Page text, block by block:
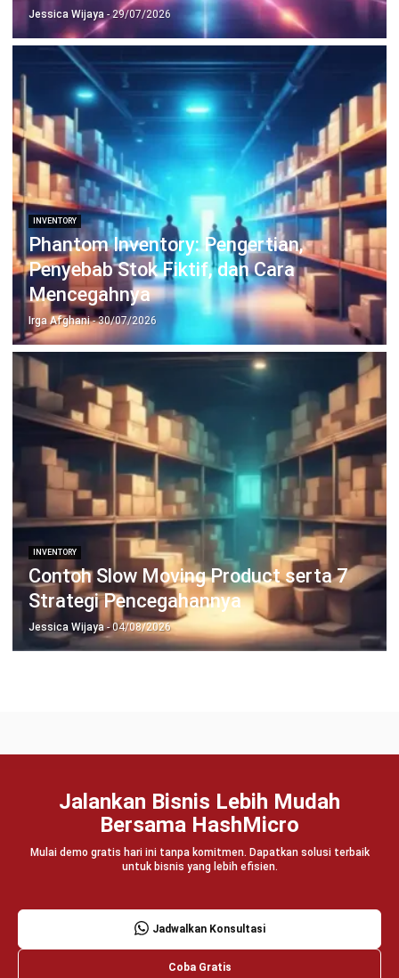
Jalankan Bisnis Lebih Mudah
Bersama HashMicro
Mulai demo gratis hari ini tanpa komitmen. Dapatkan solusi terbaik
untuk bisnis yang lebih efisien.
Jadwalkan Konsultasi
Coba Gratis
TENTANG KAMI
Wawasan Bisnis
Pelajari Lebih Lanjut Tentang Software untuk